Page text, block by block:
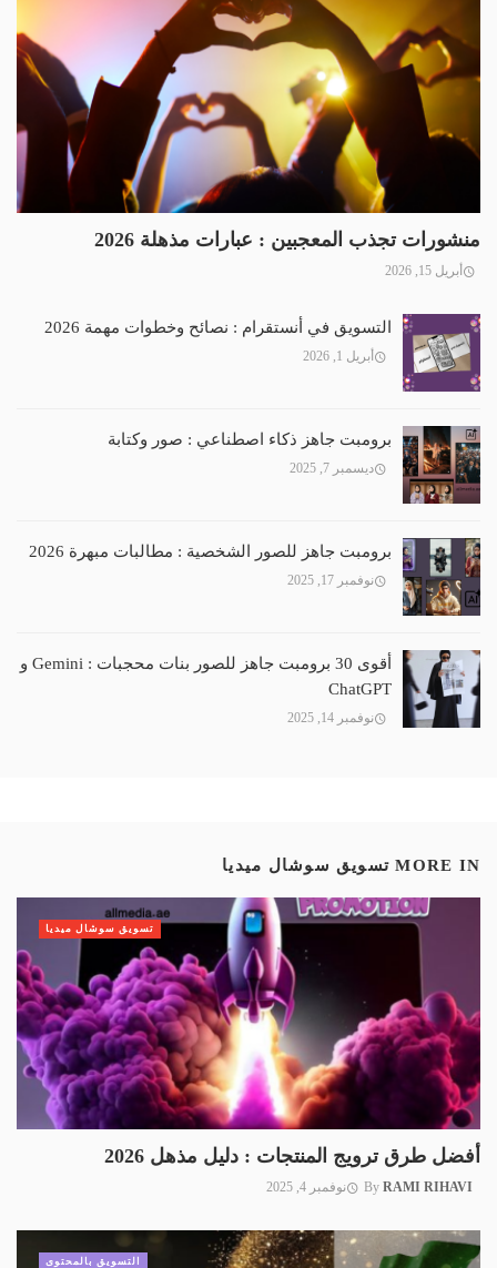
منشورات تجذب المعجبين : عبارات مذهلة 2026
أبريل 15, 2026
التسويق في أنستقرام : نصائح وخطوات مهمة 2026
أبريل 1, 2026
برومبت جاهز ذكاء اصطناعي : صور وكتابة
ديسمبر 7, 2025
برومبت جاهز للصور الشخصية : مطالبات مبهرة 2026
نوفمبر 17, 2025
أقوى 30 برومبت جاهز للصور بنات محجبات : Gemini و
ChatGPT
نوفمبر 14, 2025
MORE IN تسويق سوشال ميديا
أفضل طرق ترويج المنتجات : دليل مذهل 2026
By RAMI RIHAVI نوفمبر 4, 2025
تسويق سوشال ميديا
التسويق بالمحتوى